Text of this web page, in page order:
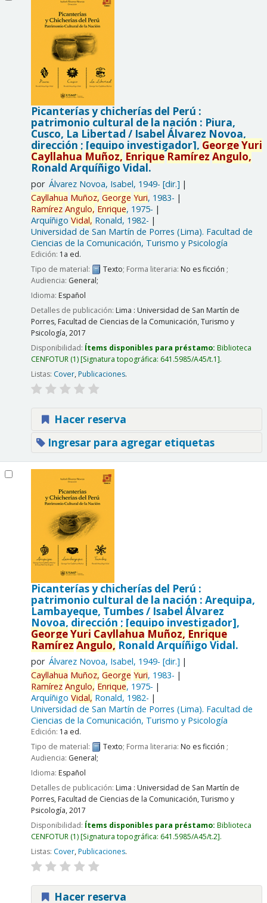
Picanterías y chicherías del Perú :
patrimonio cultural de la nación : Piura,
Cusco, La Libertad / Isabel Álvarez Novoa,
dirección ; [equipo investigador], GeorgeYuri
Cayllahua Muñoz, Enrique Ramírez Angulo,
Ronald Arquíñigo Vidal.
por Álvarez Novoa, Isabel, 1949- [dir.]
Cayllahua Muñoz, George Yuri, 1983-
Ramírez Angulo, Enrique, 1975-
Arquíñigo Vidal, Ronald, 1982-
Universidad de San Martín de Porres (Lima). Facultad de
Ciencias de la Comunicación, Turismo y Psicología
Edición: 1a ed.
Tipo de material:
Texto; Forma literaria: No es ficción ;
Audiencia: General;
Idioma: Español
Detalles de publicación: Lima : Universidad de San Martín de
Porres, Facultad de Ciencias de la Comunicación, Turismo y
Psicología,2017
Disponibilidad: Ítems disponibles para préstamo: Biblioteca
CENFOTUR(1) Signatura topográfica: 641.5985/A45/t.1 .
Listas: Cover,Publicaciones.
Hacer reserva
Ingresar para agregar etiquetas
Picanterías y chicherías del Perú :
patrimonio cultural de la nación : Arequipa,
Lambayeque, Tumbes / Isabel Álvarez
Novoa, dirección ; [equipo investigador],
GeorgeYuri Cayllahua Muñoz, Enrique
Ramírez Angulo,Ronald Arquíñigo Vidal.
por Álvarez Novoa, Isabel, 1949- [dir.]
Cayllahua Muñoz, George Yuri, 1983-
Ramírez Angulo, Enrique, 1975-
Arquíñigo Vidal, Ronald, 1982-
Universidad de San Martín de Porres (Lima). Facultad de
Ciencias de la Comunicación, Turismo y Psicología
Edición: 1a ed.
Tipo de material:
Texto; Forma literaria: No es ficción ;
Audiencia: General;
Idioma: Español
Detalles de publicación: Lima : Universidad de San Martín de
Porres, Facultad de Ciencias de la Comunicación, Turismo y
Psicología,2017
Disponibilidad: Ítems disponibles para préstamo: Biblioteca
CENFOTUR(1) Signatura topográfica: 641.5985/A45/t.2 .
Listas: Cover,Publicaciones.
Hacer reserva